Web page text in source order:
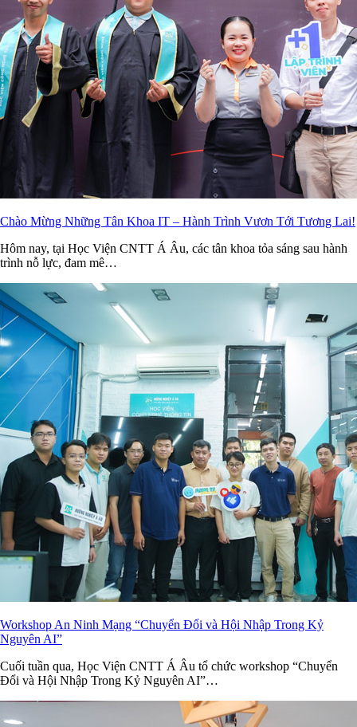
Chào Mừng Những Tân Khoa IT – Hành Trình Vươn Tới Tương Lai!
Hôm nay, tại Học Viện CNTT Á Âu, các tân khoa tỏa sáng sau hành
trình nỗ lực, đam mê…
Workshop An Ninh Mạng “Chuyển Đổi và Hội Nhập Trong Kỷ
Nguyên AI”
Cuối tuần qua, Học Viện CNTT Á Âu tổ chức workshop “Chuyển
Đổi và Hội Nhập Trong Kỷ Nguyên AI”…